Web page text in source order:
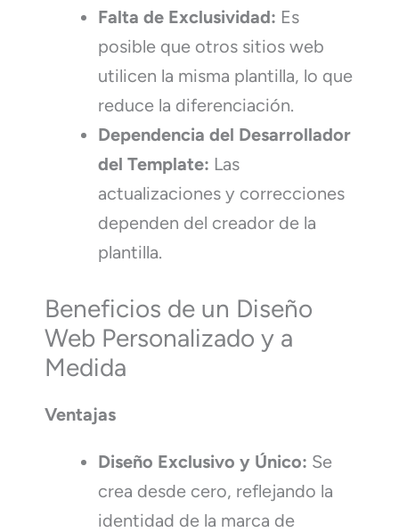
Falta de Exclusividad: Es
posible que otros sitios web
utilicen la misma plantilla, lo que
reduce la diferenciación.
Dependencia del Desarrollador
del Template: Las
actualizaciones y correcciones
dependen del creador de la
plantilla.
Beneficios de un Diseño
Web Personalizado y a
Medida
Ventajas
Diseño Exclusivo y Único: Se
crea desde cero, reflejando la
identidad de la marca de